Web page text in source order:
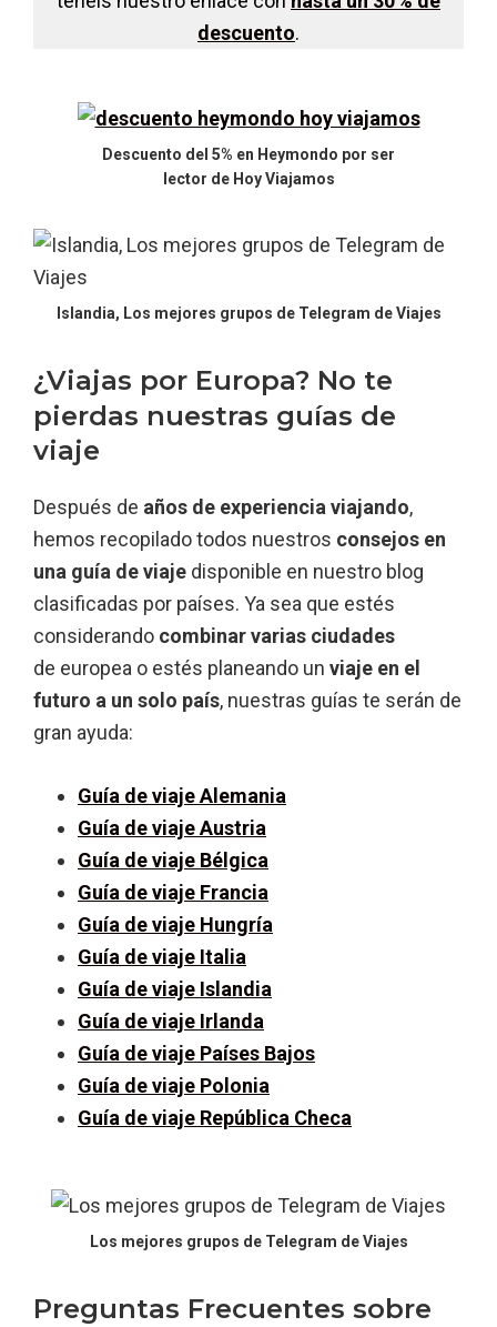
descuento.
Descuento del 5% en Heymondo por ser
lector de Hoy Viajamos
Islandia, Los mejores grupos de Telegram de Viajes
¿Viajas por Europa? No te
pierdas nuestras guías de
viaje
Después de años de experiencia viajando,
hemos recopilado todos nuestros consejos en
una guía de viaje disponible en nuestro blog
clasificadas por países. Ya sea que estés
considerando combinar varias ciudades
de europea o estés planeando un viaje en el
futuro a un solo país, nuestras guías te serán de
gran ayuda:
Guía de viaje Alemania
Guía de viaje Austria
Guía de viaje Bélgica
Guía de viaje Francia
Guía de viaje Hungría
Guía de viaje Italia
Guía de viaje Islandia
Guía de viaje Irlanda
Guía de viaje Países Bajos
Guía de viaje Polonia
Guía de viaje República Checa
Los mejores grupos de Telegram de Viajes
Preguntas Frecuentes sobre